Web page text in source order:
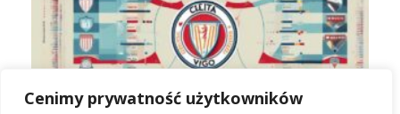
Cenimy prywatność użytkowników